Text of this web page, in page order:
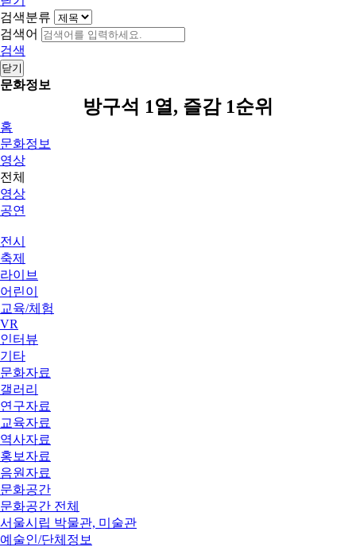
검색분류
검색어
검색
닫기
문화정보
방구석 1열, 즐감 1순위
홈
문화정보
영상
전체
영상
공연
전시
축제
라이브
어린이
교육/체험
VR
인터뷰
기타
문화자료
갤러리
연구자료
교육자료
역사자료
홍보자료
음원자료
문화공간
문화공간 전체
서울시립 박물관, 미술관
예술인/단체정보